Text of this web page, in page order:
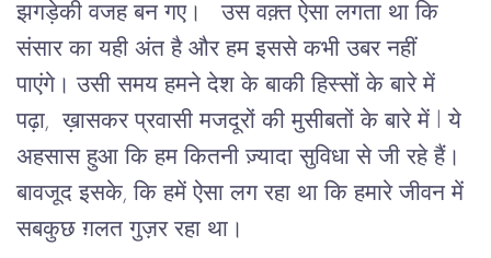
झगड़ेकी वजह बन गए।
उस वक़्त ऐसा लगता था कि
संसार का यही अंत है और हम इससे कभी उबर नहीं
पाएंगे। उसी समय हमने देश के बाकी हिस्सों के बारे में
पढ़ा,  ख़ासकर प्रवासी मजदूरों की मुसीबतों के बारे में l ये
अहसास हुआ कि हम कितनी ज़्यादा सुविधा से जी रहे हैं।
बावजूद इसके, कि हमें ऐसा लग रहा था कि हमारे जीवन में
सबकुछ ग़लत गुज़र रहा था।